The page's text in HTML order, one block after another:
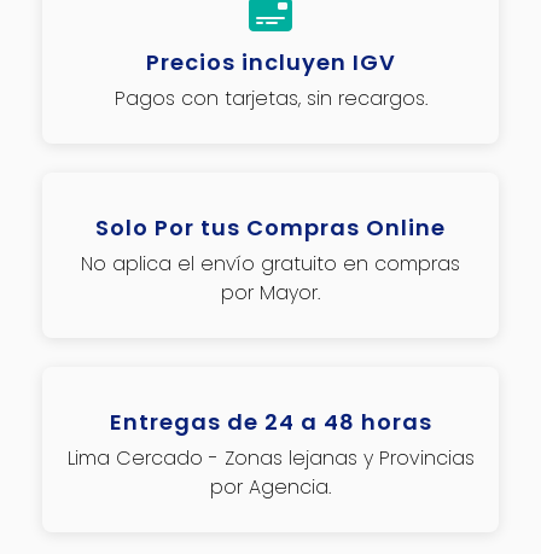
Precios incluyen IGV
Pagos con tarjetas, sin recargos.
Solo Por tus Compras Online
No aplica el envío gratuito en compras
por Mayor.
Entregas de 24 a 48 horas
Lima Cercado - Zonas lejanas y Provincias
por Agencia.